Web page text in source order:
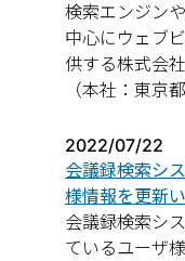
検索エンジン
中心にウェブ
供する株式会
（本社：東京
2022/07/22
会議録検索シ
様情報を更新
会議録検索シ
ているユーザ